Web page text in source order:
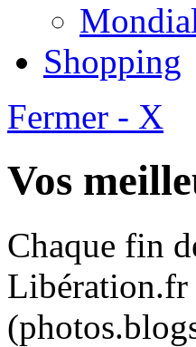
Shopping
Fermer - X
Vos
Chaque fin
Libération.fr